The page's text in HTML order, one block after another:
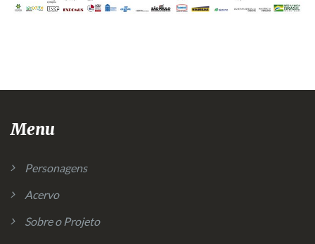
Menu
Personagens
Acervo
Sobre o Projeto